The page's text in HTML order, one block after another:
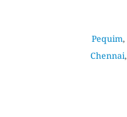
Pequim,
Chennai,